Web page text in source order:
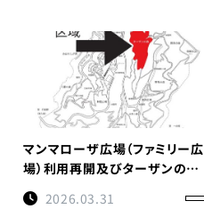
マンマローザ広場（ファミリー広
場）利用再開及びターザンの森
立入禁止継続のお知らせ
2026.03.31